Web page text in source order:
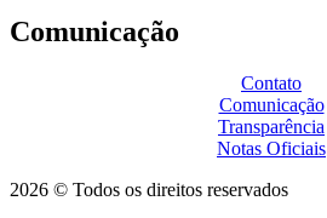
Comunicação
Contato
Comunicação
Transparência
Notas Oficiais
2026 © Todos os direitos reservados